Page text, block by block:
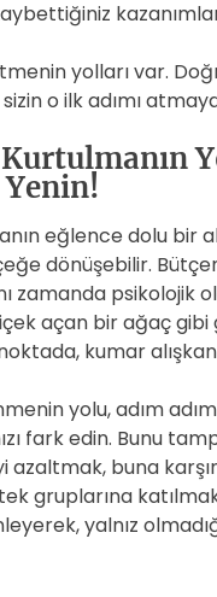
yolları var.
o ilk adımı
Yenin!
eğlence dolu bir
dönüşebilir.
zamanda
açan bir ağaç gibi
kumar
yolu, adım
fark edin. Bunu
azaltmak, buna
gruplarına
yalnız